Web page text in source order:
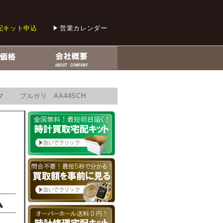
キット申込 営業カレンダー
マ ブルガリ AA44SCH